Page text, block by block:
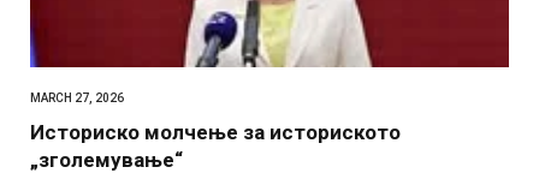
MARCH 27, 2026
Историско молчење за историското
„зголемување“